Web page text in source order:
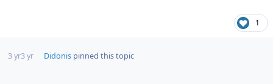
1
3 yr3 yr Didonispinned this topic